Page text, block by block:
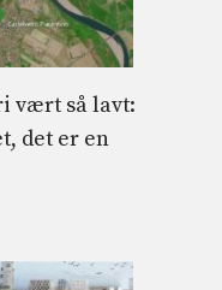
vært så lavt:
det er en